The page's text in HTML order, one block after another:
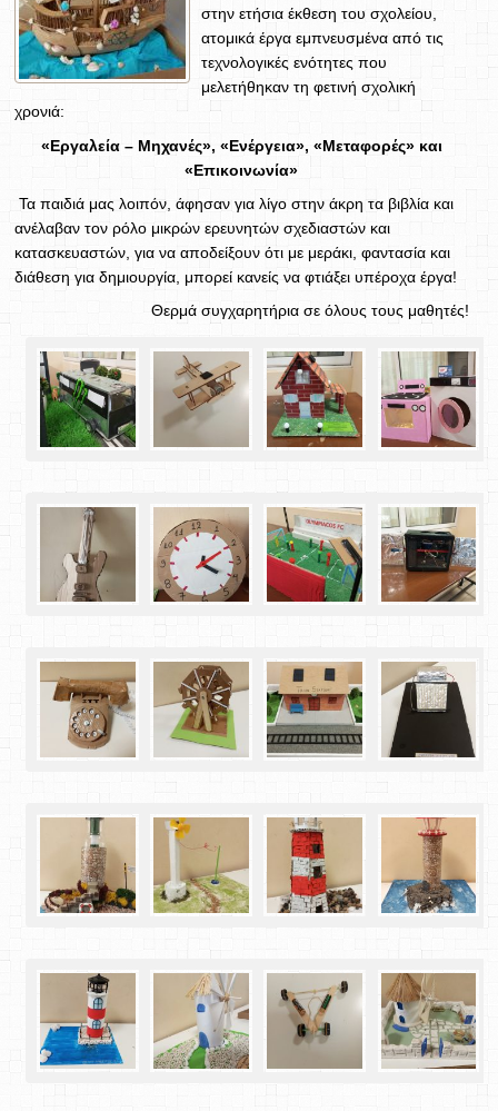
στην ετήσια έκθεση του σχολείου,
ατομικά έργα εμπνευσμένα από τις
τεχνολογικές ενότητες που
μελετήθηκαν τη φετινή σχολική
χρονιά:
«Εργαλεία – Μηχανές», «Ενέργεια», «Μεταφορές» και
«Επικοινωνία»
Τα παιδιά μας λοιπόν, άφησαν για λίγο στην άκρη τα βιβλία και
ανέλαβαν τον ρόλο μικρών ερευνητών σχεδιαστών και
κατασκευαστών, για να αποδείξουν ότι με μεράκι, φαντασία και
διάθεση για δημιουργία, μπορεί κανείς να φτιάξει υπέροχα έργα!
Θερμά συγχαρητήρια σε όλους τους μαθητές!